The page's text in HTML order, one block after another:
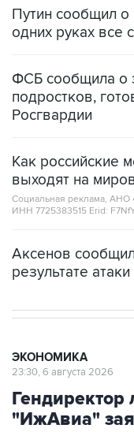
Путин сообщил о
одних руках
ФСБ сообщила о
подростков,
Росгвардии
Как российские
выходят на
Социальная реклама, АНО
ИНН 7725383515 Erid:
Аксенов
результате
ЭКОНОМИКА
23:30, 6 августа 2026
"ИжАвиа"